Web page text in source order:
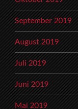
September 2019
August 2019
Juli 2019
Juni 2019
Mai 2019